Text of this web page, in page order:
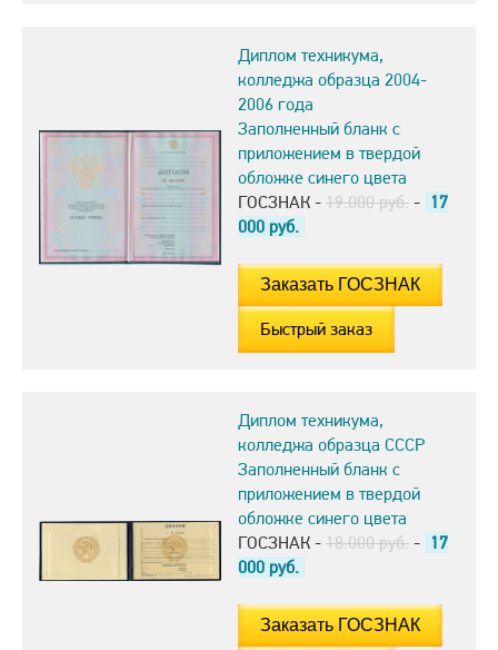
Диплом техникума,
колледжа образца 2004-
2006 года
Заполненный бланк с
приложением в твердой
обложке синего цвета
ГОСЗНАК - 19.000 руб. - 17
000 руб.
Быстрый заказ
Диплом техникума,
колледжа образца СССР
Заполненный бланк с
приложением в твердой
обложке синего цвета
ГОСЗНАК - 18.000 руб. - 17
000 руб.